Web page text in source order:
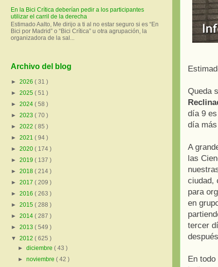
Queda
día 9
día
A
las
ciudad,
para
en
tercer
En
En la Bici Crítica deberían pedir a los participantes
utilizar el carril de la derecha
Estimado Aalto, Me dirijo a ti al no estar seguro si es “En
Bici por Madrid” o “Bici Crítica” u otra agrupación, la
organizadora de la sal...
Archivo del blog
► 2026 ( 31 )
► 2025 ( 51 )
► 2024 ( 58 )
► 2023 ( 70 )
► 2022 ( 85 )
► 2021 ( 94 )
► 2020 ( 174 )
► 2019 ( 137 )
► 2018 ( 214 )
► 2017 ( 209 )
► 2016 ( 263 )
► 2015 ( 288 )
► 2014 ( 287 )
► 2013 ( 549 )
▼ 2012 ( 625 )
►diciembre( 43 )
►noviembre( 42 )